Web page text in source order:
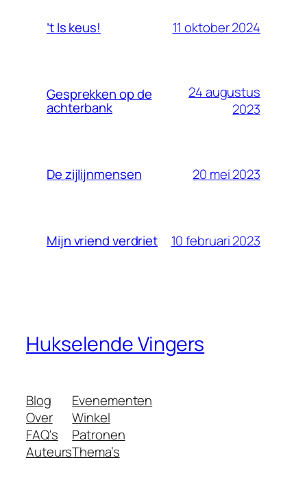
’t Is keus! 11 oktober 2024
Gesprekken op de
achterbank
24 augustus
2023
De zijlijnmensen 20 mei 2023
Mijn vriend verdriet 10 februari 2023
Hukselende Vingers
Blog
Over
FAQ's
Auteurs
Evenementen
Winkel
Patronen
Thema’s